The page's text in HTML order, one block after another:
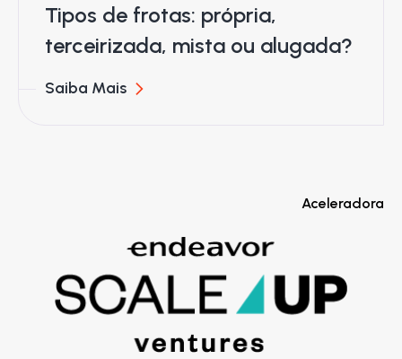
Tipos de frotas: própria,
terceirizada, mista ou alugada?
Saiba Mais
Aceleradora